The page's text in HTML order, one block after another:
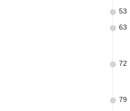
53
63
72
79